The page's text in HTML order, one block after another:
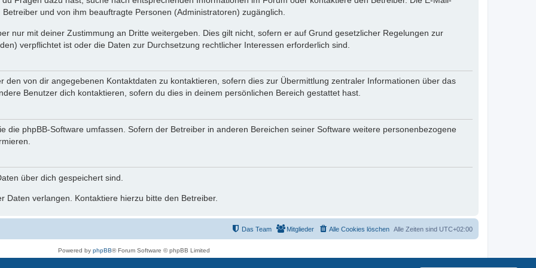
und von ihm beauftragte Personen (Administratoren) zugänglich.
nur mit deiner Zustimmung an Dritte weitergeben. Dies gilt nicht, sofern er auf Grund gesetzlicher Regelungen zur
verpflichtet ist oder die Daten zur Durchsetzung rechtlicher Interessen erforderlich sind.
den von dir angegebenen Kontaktdaten zu kontaktieren, sofern dies zur Übermittlung zentraler Informationen über das
Benutzer dich kontaktieren, sofern du dies in deinem persönlichen Bereich gestattet hast.
die phpBB-Software umfassen. Sofern der Betreiber in anderen Bereichen seiner Software weitere personenbezogene
über dich gespeichert sind.
verlangen. Kontaktiere hierzu bitte den Betreiber.
Alle Zeiten sind UTC+02:00
Alle Cookies löschen
Mitglieder
Das Team
Powered by phpBB® Forum Software © phpBB Limited